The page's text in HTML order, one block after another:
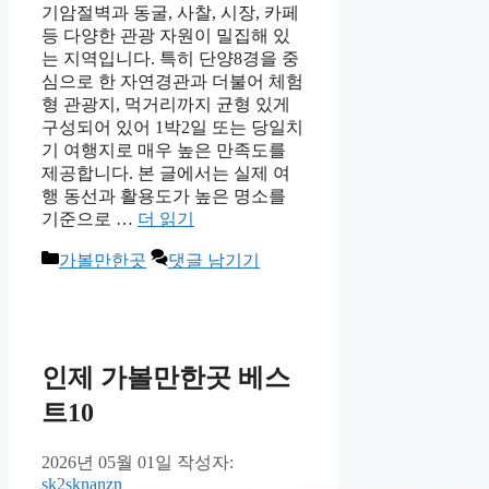
기암절벽과 동굴, 사찰, 시장, 카페
등 다양한 관광 자원이 밀집해 있
는 지역입니다. 특히 단양8경을 중
심으로 한 자연경관과 더불어 체험
형 관광지, 먹거리까지 균형 있게
구성되어 있어 1박2일 또는 당일치
기 여행지로 매우 높은 만족도를
제공합니다. 본 글에서는 실제 여
행 동선과 활용도가 높은 명소를
기준으로 … 더 읽기
카
가볼만한곳 댓글 남기기
인제 가볼만한곳 베스
트10
2026년 05월 01일 작성자:
sk2sknanzn